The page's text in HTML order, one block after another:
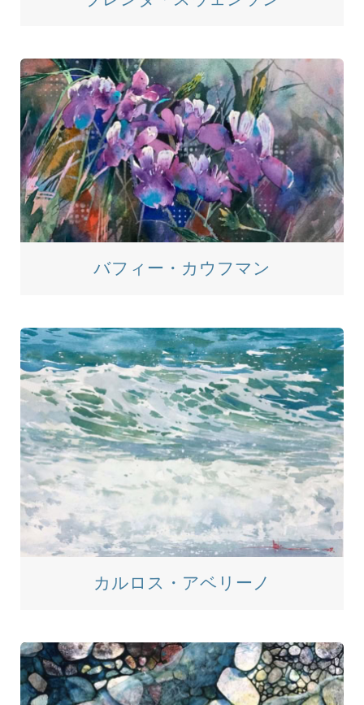
バフィー・カウフマン
カルロス・アベリーノ